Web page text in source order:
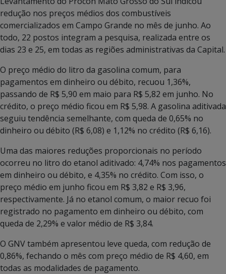
redução nos preços médios dos combustíveis
comercializados em Campo Grande no mês de junho. Ao
todo, 22 postos integram a pesquisa, realizada entre os
dias 23 e 25, em todas as regiões administrativas da Capital.
O preço médio do litro da gasolina comum, para
pagamentos em dinheiro ou débito, recuou 1,36%,
passando de R$ 5,90 em maio para R$ 5,82 em junho. No
crédito, o preço médio ficou em R$ 5,98. A gasolina aditivada
seguiu tendência semelhante, com queda de 0,65% no
dinheiro ou débito (R$ 6,08) e 1,12% no crédito (R$ 6,16).
Uma das maiores reduções proporcionais no período
ocorreu no litro do etanol aditivado: 4,74% nos pagamentos
em dinheiro ou débito, e 4,35% no crédito. Com isso, o
preço médio em junho ficou em R$ 3,82 e R$ 3,96,
respectivamente. Já no etanol comum, o maior recuo foi
registrado no pagamento em dinheiro ou débito, com
queda de 2,29% e valor médio de R$ 3,84.
O GNV também apresentou leve queda, com redução de
0,86%, fechando o mês com preço médio de R$ 4,60, em
todas as modalidades de pagamento.